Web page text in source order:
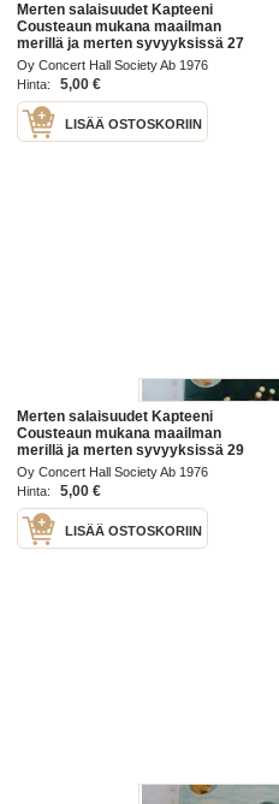
Merten salaisuudet Kapteeni
Cousteaun mukana maailman
merillä ja merten syvyyksissä 27
/76
Oy Concert Hall Society Ab 1976
Hinta:
5,00 €
LISÄÄ OSTOSKORIIN
Merten salaisuudet Kapteeni
Cousteaun mukana maailman
merillä ja merten syvyyksissä 29
/76
Oy Concert Hall Society Ab 1976
Hinta:
5,00 €
LISÄÄ OSTOSKORIIN